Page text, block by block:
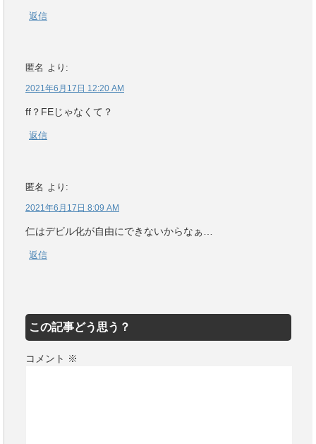
返信
匿名 より:
2021年6月17日 12:20 AM
ff？FEじゃなくて？
返信
匿名 より:
2021年6月17日 8:09 AM
仁はデビル化が自由にできないからなぁ…
返信
この記事どう思う？
コメント ※